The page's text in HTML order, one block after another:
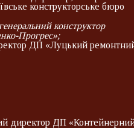
конструкторське бюро
конструктор
Прогрес»;
ДП «Луцький
директор ДП